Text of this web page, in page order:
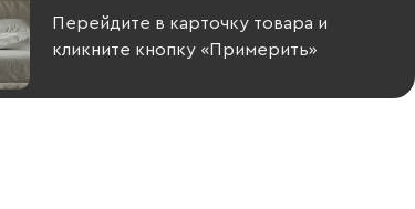
Перейдите в карточку товара и
кликните кнопку «Примерить»